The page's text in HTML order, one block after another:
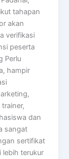
tahapan
akan
verifikasi
peserta
Perlu
hampir
dan
sangat
sertifikat
lebih terukur